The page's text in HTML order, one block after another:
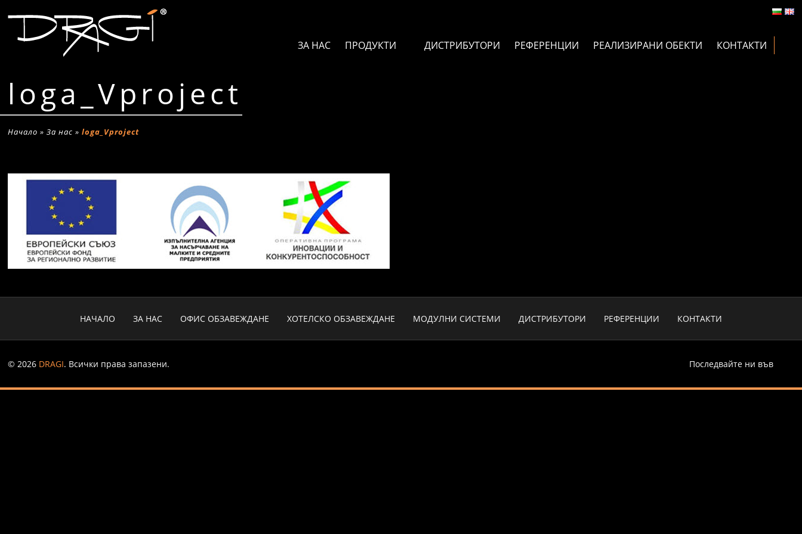
ЗА НАС ПРОДУКТИ ДИСТРИБУТОРИ РЕФЕРЕНЦИИ РЕАЛИЗИРАНИ ОБЕКТИ КОНТАКТИ
loga_Vproject
Начало »За нас »loga_Vproject
НАЧАЛО ЗА НАС ОФИС ОБЗАВЕЖДАНЕ ХОТЕЛСКО ОБЗАВЕЖДАНЕ МОДУЛНИ СИСТЕМИ ДИСТРИБУТОРИ РЕФЕРЕНЦИИ КОНТАКТИ
Последвайте ни във
© 2026 DRAGI. Всички права запазени.